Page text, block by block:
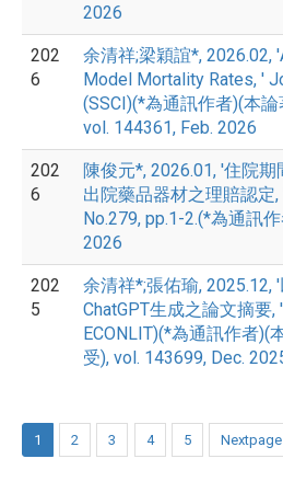
2026
202
6
余清祥;梁穎誼*, 2026.02,
Model Mortality Rates, '
(SSCI)(*為通訊作者)(本
vol. 144361, Feb. 2026
202
6
陳俊元*, 2026.01, '住院
出院藥品器材之理賠認定
No.279, pp.1-2.(*為通訊
2026
202
5
余清祥*;張佑瑜, 2025.12,
ChatGPT生成之論文摘要,
ECONLIT)(*為通訊作者)(
受), vol. 143699, Dec.
1 2 3 4 5 Nextpage